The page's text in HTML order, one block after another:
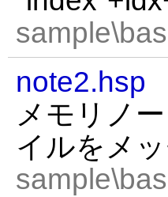
note2.hsp
メモリノ
イルをメ